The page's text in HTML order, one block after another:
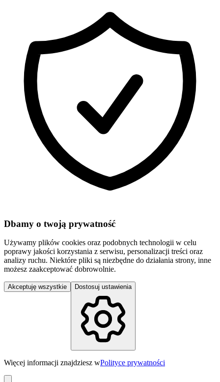
Dbamy o twoją prywatność
Używamy plików cookies oraz podobnych technologii w celu
poprawy jakości korzystania z serwisu, personalizacji treści oraz
analizy ruchu. Niektóre pliki są niezbędne do działania strony, inne
możesz zaakceptować dobrowolnie.
Akceptuję wszystkie Dostosuj ustawienia
Więcej informacji znajdziesz wPolityce prywatności